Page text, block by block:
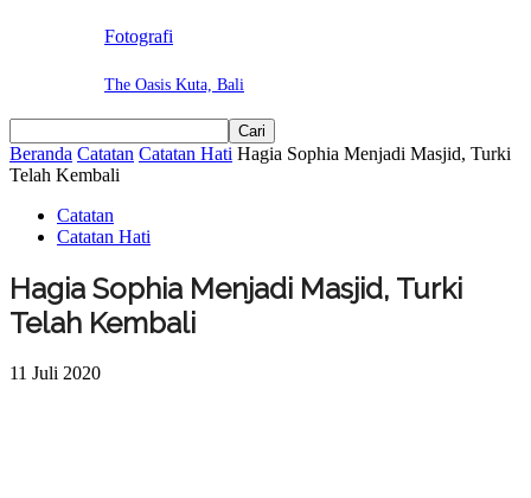
Fotografi
The Oasis Kuta, Bali
Beranda Catatan Catatan Hati Hagia Sophia Menjadi Masjid, Turki
Telah Kembali
Catatan
Catatan Hati
Hagia Sophia Menjadi Masjid, Turki
Telah Kembali
11 Juli 2020